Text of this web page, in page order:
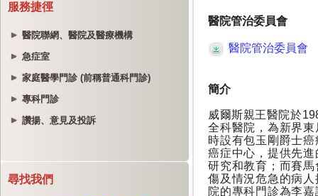
服務捷徑
醫院聯網、醫院及醫療機構
急症室
家庭醫學門診 (前稱普通科門診)
專科門診
讚揚、意見及投訴
尋找我們